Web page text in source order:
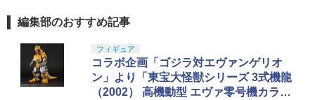
編集部のおすすめ記事
フィギュア
コラボ企画「ゴジラ対エヴァンゲリオ
ン」より「東宝大怪獣シリーズ 3式機龍
（2002） 高機動型 エヴァ零号機カラ